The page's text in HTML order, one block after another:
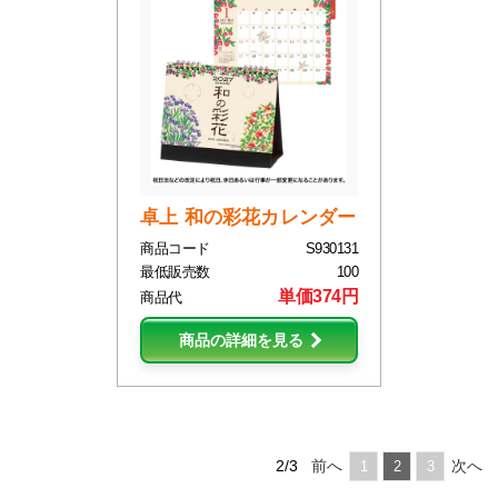
卓上 和の彩花カレンダー
商品コード
S930131
最低販売数
100
商品代
単価374円
商品の詳細を見る
2/3 前へ 1 2 3 次へ